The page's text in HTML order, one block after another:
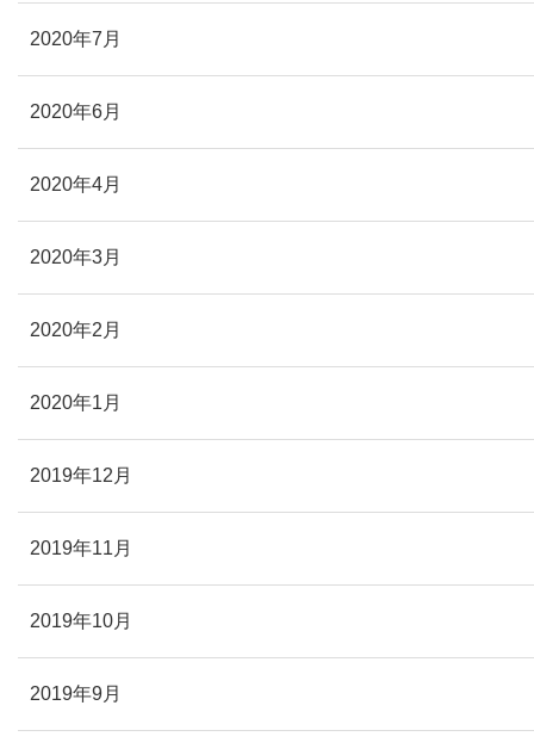
2020年7月
2020年6月
2020年4月
2020年3月
2020年2月
2020年1月
2019年12月
2019年11月
2019年10月
2019年9月